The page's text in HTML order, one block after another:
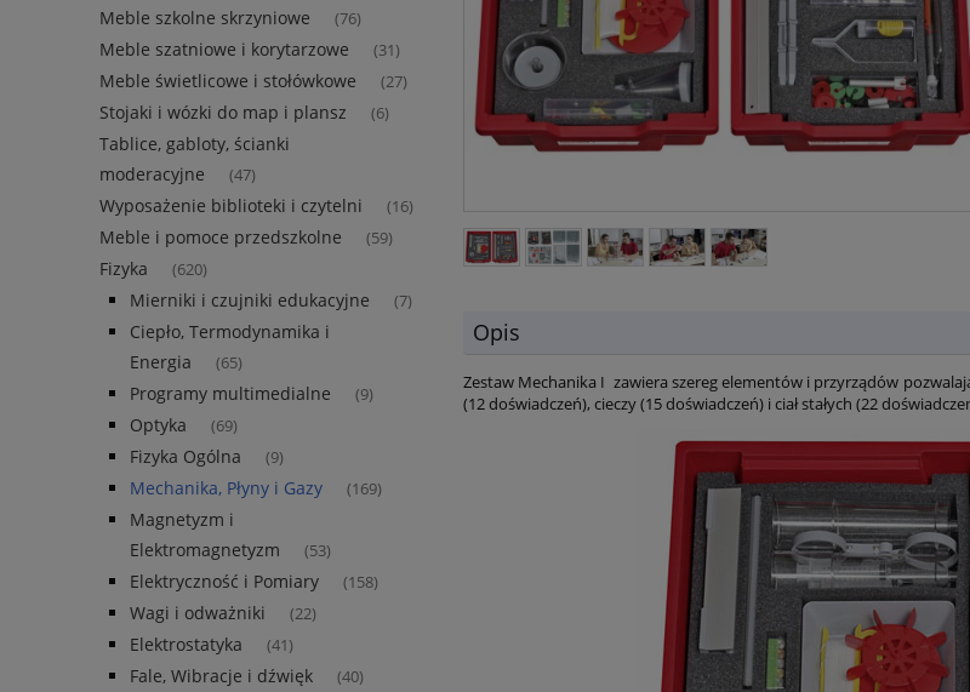
Meble szkolne skrzyniowe (76)
Meble szatniowe i korytarzowe (31)
Meble świetlicowe i stołówkowe (27)
Stojaki i wózki do map i plansz (6)
Tablice, gabloty, ścianki
moderacyjne
(47)
Wyposażenie biblioteki i czytelni (16)
Meble i pomoce przedszkolne (59)
Fizyka (620)
Mierniki i czujniki edukacyjne (7)
Ciepło, Termodynamika i
Energia
(65)
Programy multimedialne (9)
Optyka (69)
Fizyka Ogólna (9)
Mechanika, Płyny i Gazy (169)
Magnetyzm i
Elektromagnetyzm
(53)
Elektryczność i Pomiary (158)
Wagi i odważniki (22)
Elektrostatyka (41)
Fale, Wibracje i dźwięk (40)
Opis
Zestaw Mechanika I zawiera szereg elementów i przyrządów
(12 doświadczeń), cieczy (15 doświadczeń) i ciał stałych (22